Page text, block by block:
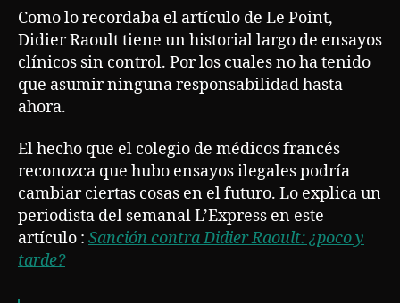
Como lo recordaba el artículo de Le Point,
Didier Raoult tiene un historial largo de ensayos
clínicos sin control. Por los cuales no ha tenido
que asumir ninguna responsabilidad hasta
ahora.
El hecho que el colegio de médicos francés
reconozca que hubo ensayos ilegales podría
cambiar ciertas cosas en el futuro. Lo explica un
periodista del semanal L’Express en este
artículo : Sanción contra Didier Raoult: ¿poco y
tarde?